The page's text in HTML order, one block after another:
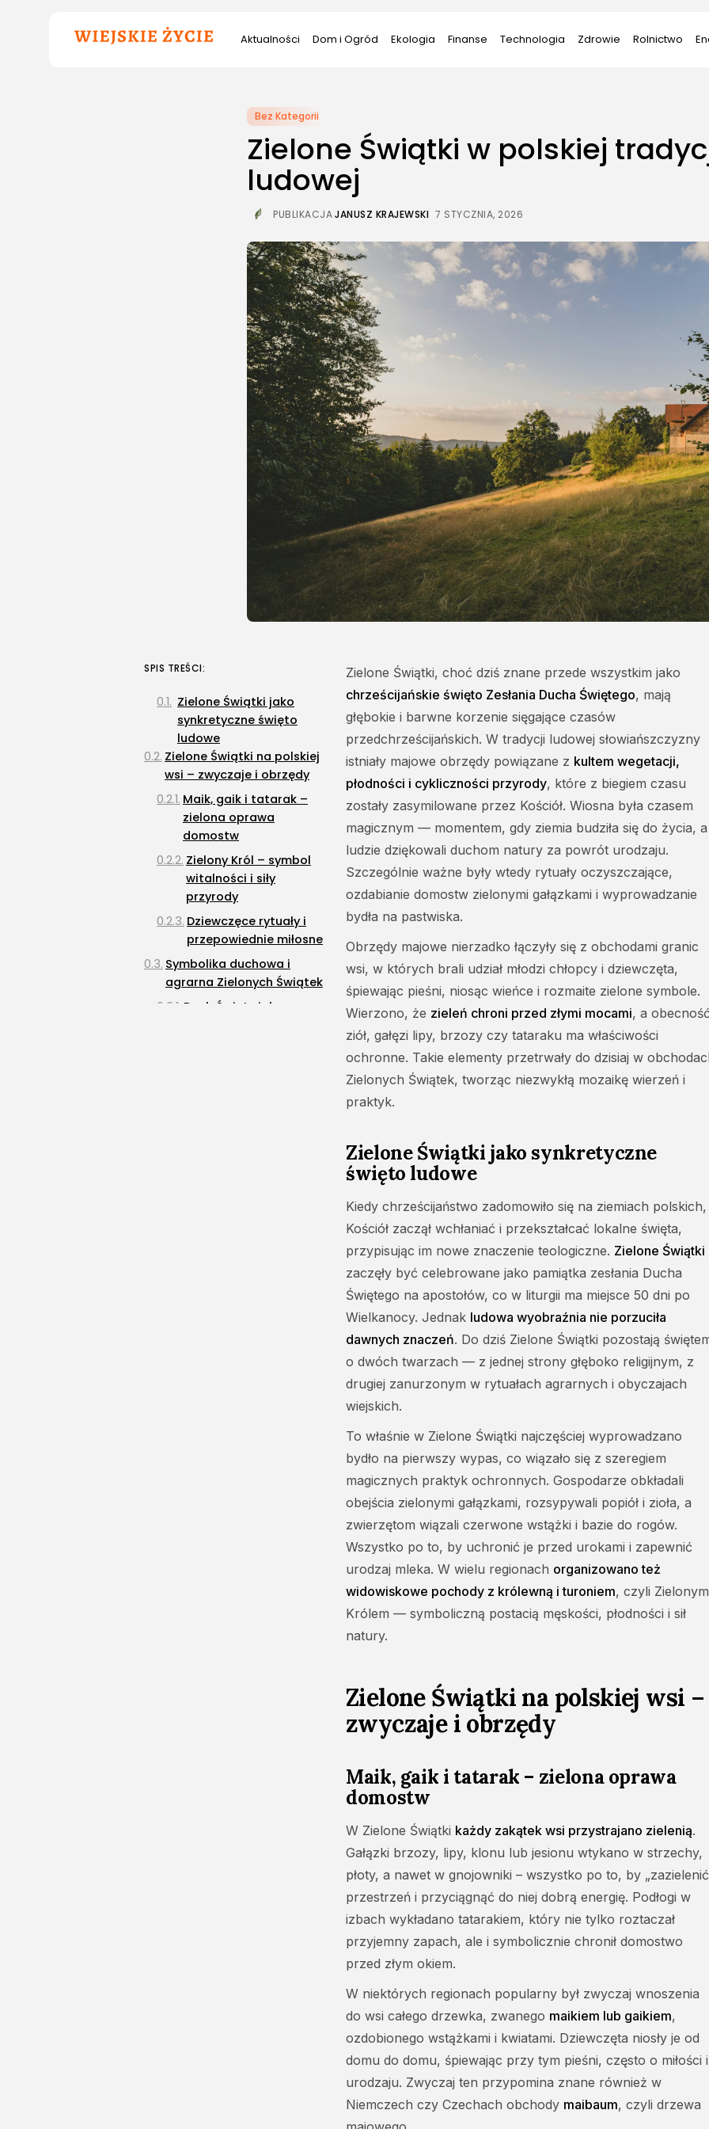
Aktualności Dom i Ogród Ekologia Finanse Technologia Zdrowie Rolnictwo
Szukana
fraza:
Bez Kategorii
Zielone Świątki w polskiej
ludowej
PUBLIKACJAJANUSZ KRAJEWSKI 7 STYCZNIA, 2026
Zielone Świątki, choć dziś znane przede wszystkim jako
chrześcijańskie święto Zesłania Ducha Świętego, mają
głębokie i barwne korzenie sięgające czasów
przedchrześcijańskich. W tradycji ludowej słowiańszczyzny
istniały majowe obrzędy powiązane z kultem wegetacji,
płodności i cykliczności przyrody, które z biegiem czasu
zostały zasymilowane przez Kościół. Wiosna była czasem
magicznym — momentem, gdy ziemia budziła się do życia, a
ludzie dziękowali duchom natury za powrót urodzaju.
Szczególnie ważne były wtedy rytuały oczyszczające,
ozdabianie domostw zielonymi gałązkami i wyprowadzanie
bydła na pastwiska.
Obrzędy majowe nierzadko łączyły się z obchodami granic
wsi, w których brali udział młodzi chłopcy i dziewczęta,
śpiewając pieśni, niosąc wieńce i rozmaite zielone symbole.
Wierzono, że zieleń chroni przed złymi mocami, a
ziół, gałęzi lipy, brzozy czy tataraku ma właściwości
ochronne. Takie elementy przetrwały do dzisiaj w
Zielonych Świątek, tworząc niezwykłą mozaikę wierzeń i
praktyk.
Zielone Świątki jako synkretyczne
święto ludowe
Kiedy chrześcijaństwo zadomowiło się na ziemiach polskich,
Kościół zaczął wchłaniać i przekształcać lokalne święta,
przypisując im nowe znaczenie teologiczne. Zielone Świątki
zaczęły być celebrowane jako pamiątka zesłania Ducha
Świętego na apostołów, co w liturgii ma miejsce 50 dni po
Wielkanocy. Jednak ludowa wyobraźnia nie porzuciła
dawnych znaczeń. Do dziś Zielone Świątki pozostają
o dwóch twarzach — z jednej strony głęboko religijnym, z
drugiej zanurzonym w rytuałach agrarnych i obyczajach
wiejskich.
To właśnie w Zielone Świątki najczęściej wyprowadzano
bydło na pierwszy wypas, co wiązało się z szeregiem
magicznych praktyk ochronnych. Gospodarze obkładali
obejścia zielonymi gałązkami, rozsypywali popiół i zioła, a
zwierzętom wiązali czerwone wstążki i bazie do rogów.
Wszystko po to, by uchronić je przed urokami i zapewnić
urodzaj mleka. W wielu regionach organizowano też
widowiskowe pochody z królewną i turoniem, czyli Zielonym
Królem — symboliczną postacią męskości, płodności i sił
natury.
Zielone Świątki na polskiej wsi –
zwyczaje i obrzędy
Maik, gaik i tatarak – zielona oprawa
domostw
W Zielone Świątki każdy zakątek wsi przystrajano zielenią.
Gałązki brzozy, lipy, klonu lub jesionu wtykano w strzechy,
płoty, a nawet w gnojowniki – wszystko po to, by
przestrzeń i przyciągnąć do niej dobrą energię. Podłogi w
izbach wykładano tatarakiem, który nie tylko roztaczał
przyjemny zapach, ale i symbolicznie chronił domostwo
przed złym okiem.
W niektórych regionach popularny był zwyczaj wnoszenia
do wsi całego drzewka, zwanego maikiem lub gaikiem,
ozdobionego wstążkami i kwiatami. Dziewczęta niosły je od
domu do domu, śpiewając przy tym pieśni, często o miłości i
urodzaju. Zwyczaj ten przypomina znane również w
Niemczech czy Czechach obchody maibaum, czyli drzewa
SPIS TREŚCI:
Zielone Świątki jako
synkretyczne święto
ludowe
Zielone Świątki na polskiej
wsi – zwyczaje i obrzędy
Maik, gaik i tatarak –
zielona oprawa
domostw
Zielony Król – symbol
witalności i siły
przyrody
Dziewczęce rytuały i
przepowiednie miłosne
Symbolika duchowa i
agrarna Zielonych Świątek
Duch Święty jako